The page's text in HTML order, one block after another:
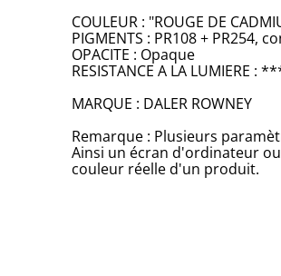
COULEUR : "ROUGE DE
PIGMENTS : PR108 +
OPACITE : Opaque
RESISTANCE A LA LUMIERE :
MARQUE : DALER ROWNEY
Remarque : Plusieurs
Ainsi un écran d'ordinateur
couleur réelle d'un produit.